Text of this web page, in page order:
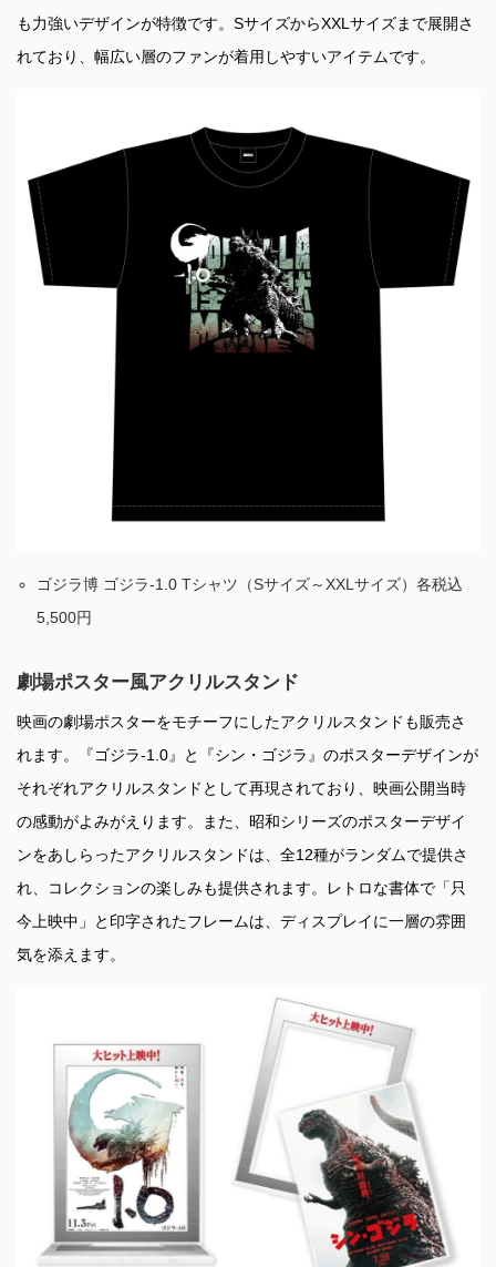
も力強いデザインが特徴です。SサイズからXXLサイズまで展開さ
れており、幅広い層のファンが着用しやすいアイテムです。
ゴジラ博 ゴジラ-1.0 Tシャツ（Sサイズ～XXLサイズ）各税込
5,500円
劇場ポスター風アクリルスタンド
映画の劇場ポスターをモチーフにしたアクリルスタンドも販売さ
れます。『ゴジラ-1.0』と『シン・ゴジラ』のポスターデザインが
それぞれアクリルスタンドとして再現されており、映画公開当時
の感動がよみがえります。また、昭和シリーズのポスターデザイ
ンをあしらったアクリルスタンドは、全12種がランダムで提供さ
れ、コレクションの楽しみも提供されます。レトロな書体で「只
今上映中」と印字されたフレームは、ディスプレイに一層の雰囲
気を添えます。